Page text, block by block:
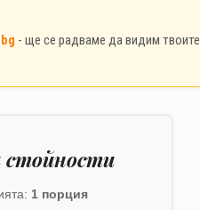
- ще се радваме да видим твоите
1 порция